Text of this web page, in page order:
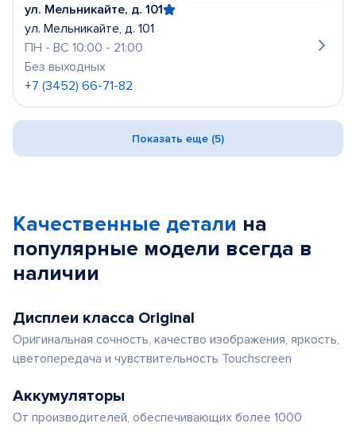
ул. Мельникайте, д. 101
ул. Мельникайте, д. 101
ПН - ВС 10:00 - 21:00
Без выходных
+7 (3452) 66-71-82
Показать еще (5)
Качественные детали на
популярные модели всегда в
наличии
Дисплеи класса Original
Оригинальная сочность, качество изображения, яркость,
цветопередача и чувствительность Touchscreen
Аккумуляторы
От производителей, обеспечивающих более 1000